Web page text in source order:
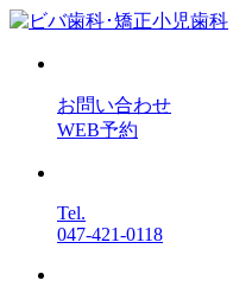
お問い合わせ
WEB予約
Tel.
047-421-0118